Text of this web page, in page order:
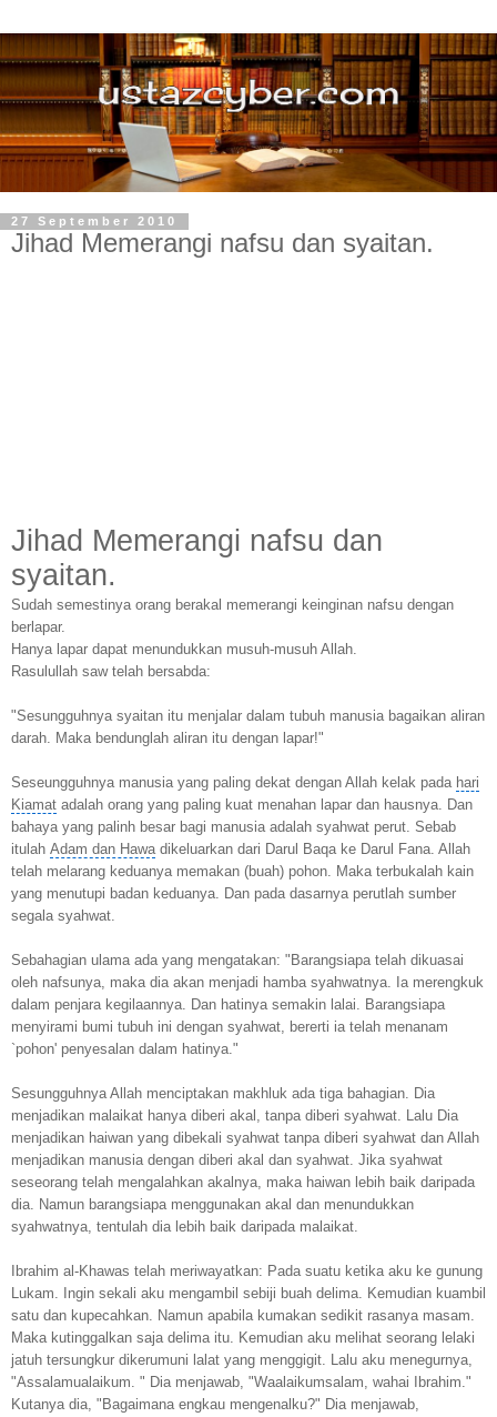
27 September 2010
Jihad Memerangi nafsu dan syaitan.
Jihad Memerangi nafsu dan
syaitan.
Sudah semestinya orang berakal memerangi keinginan nafsu dengan
berlapar.
Hanya lapar dapat menundukkan musuh-musuh Allah.
Rasulullah saw telah bersabda:
"Sesungguhnya syaitan itu menjalar dalam tubuh manusia bagaikan aliran
darah. Maka bendunglah aliran itu dengan lapar!"
Seseungguhnya manusia yang paling dekat dengan Allah kelak pada hari
Kiamat adalah orang yang paling kuat menahan lapar dan hausnya. Dan
bahaya yang palinh besar bagi manusia adalah syahwat perut. Sebab
itulah Adam dan Hawadikeluarkan dari Darul Baqa ke Darul Fana. Allah
telah melarang keduanya memakan (buah) pohon. Maka terbukalah kain
yang menutupi badan keduanya. Dan pada dasarnya perutlah sumber
segala syahwat.
Sebahagian ulama ada yang mengatakan: "Barangsiapa telah dikuasai
oleh nafsunya, maka dia akan menjadi hamba syahwatnya. Ia merengkuk
dalam penjara kegilaannya. Dan hatinya semakin lalai. Barangsiapa
menyirami bumi tubuh ini dengan syahwat, bererti ia telah menanam
`pohon' penyesalan dalam hatinya."
Sesungguhnya Allah menciptakan makhluk ada tiga bahagian. Dia
menjadikan malaikat hanya diberi akal, tanpa diberi syahwat. Lalu Dia
menjadikan haiwan yang dibekali syahwat tanpa diberi syahwat dan Allah
menjadikan manusia dengan diberi akal dan syahwat. Jika syahwat
seseorang telah mengalahkan akalnya, maka haiwan lebih baik daripada
dia. Namun barangsiapa menggunakan akal dan menundukkan
syahwatnya, tentulah dia lebih baik daripada malaikat.
Ibrahim al-Khawas telah meriwayatkan: Pada suatu ketika aku ke gunung
Lukam. Ingin sekali aku mengambil sebiji buah delima. Kemudian kuambil
satu dan kupecahkan. Namun apabila kumakan sedikit rasanya masam.
Maka kutinggalkan saja delima itu. Kemudian aku melihat seorang lelaki
jatuh tersungkur dikerumuni lalat yang menggigit. Lalu aku menegurnya,
"Assalamualaikum. " Dia menjawab, "Waalaikumsalam, wahai Ibrahim."
Kutanya dia, "Bagaimana engkau mengenalku?" Dia menjawab,